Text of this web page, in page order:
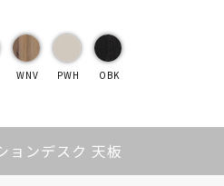
WNV PWH OBK
ョンデスク 天板